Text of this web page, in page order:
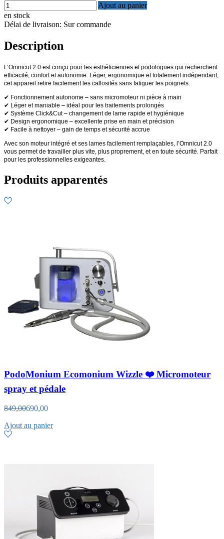
Ajout au panier
en stock
Délai de livraison: Sur commande
Description
L’Omnicut 2.0 est conçu pour les esthéticiennes et podologues qui recherchent
efficacité, confort et autonomie. Léger, ergonomique et totalement indépendant,
cet appareil retire facilement les callosités sans fatiguer les poignets.
✔ Fonctionnement autonome – sans micromoteur ni pièce à main
✔ Léger et maniable – idéal pour les traitements prolongés
✔ Système Click&Cut – changement de lame rapide et hygiénique
✔ Design ergonomique – excellente prise en main et précision
✔ Facile à nettoyer – gain de temps et sécurité accrue
Avec son moteur intégré et ses lames facilement remplaçables, l’Omnicut 2.0
vous permet de travailler plus vite, plus proprement, et en toute sécurité. Parfait
pour les professionnelles exigeantes.
Produits apparentés
PodoMonium Ecomonium Wizzle ❤️ Micromoteur
spray et pédale
849,00690,00
Ajout au panier